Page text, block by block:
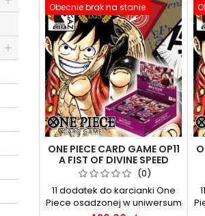
Toggle
Toggle
Obecnie brak na stanie
ONE PIECE CARD GAME OP11
A FIST OF DIVINE SPEED
BOOSTER BOX
(0)
11 dodatek do karcianki One
Piece osadzonej w uniwersum